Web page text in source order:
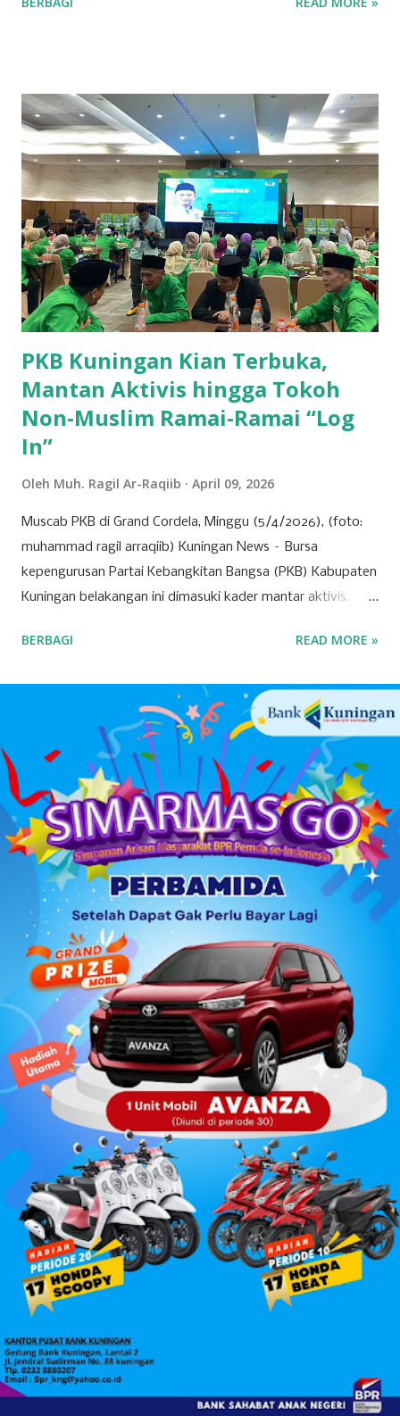
Yatim Dhu'afa Kuningan. Pengumpulan donasi buku
siapapun yang ingin melakukan donasi buku dapat
menghubungi narahubung Fitri (085226098233) atau
Rofiddin (081563845193). Kegiatan donasi buku tersebut
adalah bagian dari kegiatan yang akan Sinergis lakukan
dalam waktu dekat, yaitu diskusi publik yang membahas
mengenai kesehatan mental. "Sebetulnya donasi buku itu
rangkaian kegiatan dari acara diskusi publik. Karena Sinergis
juga memiliki kegiatan rutinan yang tujuannya agar
meningkatkan minat baca dan literasi," jelas Elsa Nur
Sabela, Wakil Ketua Sinergis, s...
PKB Kuningan Kian Terbuka,
Mantan Aktivis hingga Tokoh
Non-Muslim Ramai-Ramai “Log
In”
Oleh Muh. Ragil Ar-Raqiib April 09, 2026
Muscab PKB di Grand Cordela, Minggu (5/4/2026), (foto:
muhammad ragil arraqiib) Kuningan News – Bursa
kepengurusan Partai Kebangkitan Bangsa (PKB) Kabupaten
Kuningan belakangan ini dimasuki kader mantar aktivis.
semakin menunjukkan wajah barunya sebagai partai yang
muda dari berbagai latar belakang mulai menyatakan
ketertarikannya untuk bergabung atau "log in" ke partai
tersebut. Drs. H. Ujang Kosasih, Ketua PKB Kuningan,
menyebut PKB saat ini adalah wadah bagi seluruh warga
negara tanpa melihat latar belakang organisasi maupun
agama. Fenomena menarik perhatian adalah bergabungnya
sejumlah nama besar dari kalangan aktivis muda, seperti
Sadam Husain. Ada anak muda dari kalangan
Muhammadiyah, NU, hingga mantan aktivis dari organisasi
mahasiswa seperti, PMII dan GMNI yang ikut merapat.
“Alhamdulillah di Muscab kali ini dalam rangka menyusun
struktur DPC ke depan 202...
BERBAGI READ MORE »